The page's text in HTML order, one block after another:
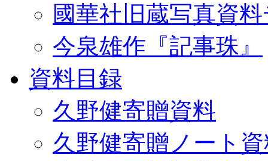
國華社旧蔵写真資
今泉雄作『記事珠』
資料目録
久野健寄贈資料
久野健寄贈ノート